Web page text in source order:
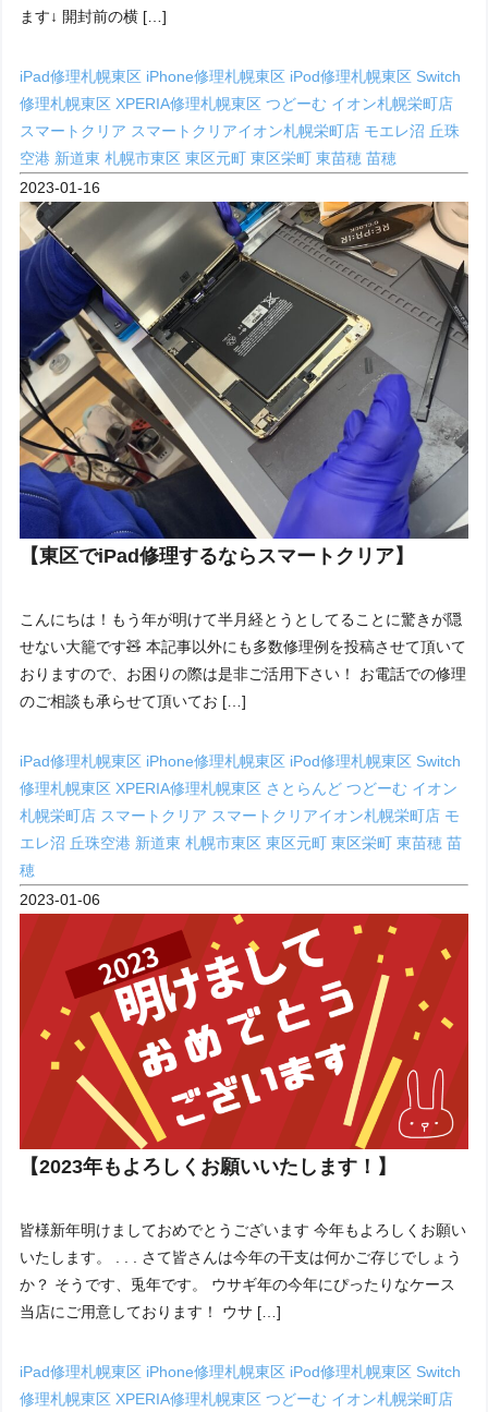
ます↓ 開封前の横 […]
iPad修理札幌東区 iPhone修理札幌東区 iPod修理札幌東区 Switch
修理札幌東区XPERIA修理札幌東区つどーむ イオン札幌栄町店
スマートクリア スマートクリアイオン札幌栄町店 モエレ沼 丘珠
空港 新道東札幌市東区東区元町東区栄町東苗穂苗穂
2023-01-16
【東区でiPad修理するならスマートクリア】
こんにちは！もう年が明けて半月経とうとしてることに驚きが隠
せない大籠です🧸 本記事以外にも多数修理例を投稿させて頂いて
おりますので、お困りの際は是非ご活用下さい！ お電話での修理
のご相談も承らせて頂いてお […]
iPad修理札幌東区 iPhone修理札幌東区 iPod修理札幌東区 Switch
修理札幌東区 XPERIA修理札幌東区 さとらんどつどーむ イオン
札幌栄町店 スマートクリア スマートクリアイオン札幌栄町店 モ
エレ沼 丘珠空港 新道東札幌市東区東区元町東区栄町東苗穂苗
穂
2023-01-06
【2023年もよろしくお願いいたします！】
皆様新年明けましておめでとうございます 今年もよろしくお願い
いたします。 . . . さて皆さんは今年の干支は何かご存じでしょう
か？ そうです、兎年です。 ウサギ年の今年にぴったりなケース
当店にご用意しております！ ウサ […]
iPad修理札幌東区 iPhone修理札幌東区 iPod修理札幌東区 Switch
修理札幌東区 XPERIA修理札幌東区つどーむ イオン札幌栄町店